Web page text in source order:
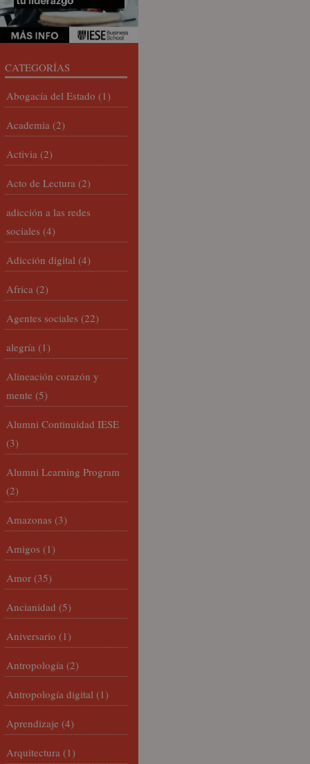
CATEGORÍAS
Abogacía del Estado (1)
Academia (2)
Activia (2)
Acto de Lectura (2)
adicción a las redes
sociales (4)
Adicción digital (4)
Africa (2)
Agentes sociales (22)
alegría (1)
Alineación corazón y
mente (5)
Alumni Continuidad IESE
(3)
Alumni Learning Program
(2)
Amazonas (3)
Amigos (1)
Amor (35)
Ancianidad (5)
Aniversario (1)
Antropología (2)
Antropología digital (1)
Aprendizaje (4)
Arquitectura (1)